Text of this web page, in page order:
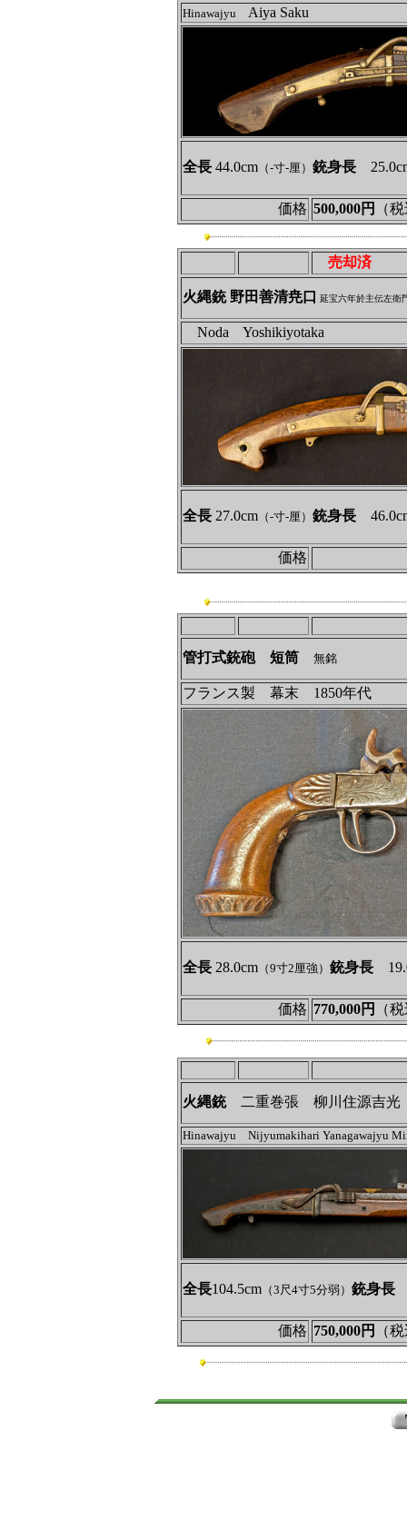
Hinawajyu Aiya Saku
全長 44.0cm （-寸-厘） 銃身長
価格 500,000円 （
売却済
火縄銃 野田善清尭口 延宝六年於主伝左衛
Noda Yoshikiyotaka
全長 27.0cm （-寸-厘） 銃身長
価格
管打式銃砲 短筒 無銘
フランス製 幕末 1850年代
全長 28.0cm （9寸2厘強） 銃身長
価格 770,000円 （
火縄銃 二重巻張 柳川住源吉光
Hinawajyu Nijyumakihari Yanagawajyu
全長104.5cm （3尺4寸5分弱） 銃身長
価格 750,000円 （